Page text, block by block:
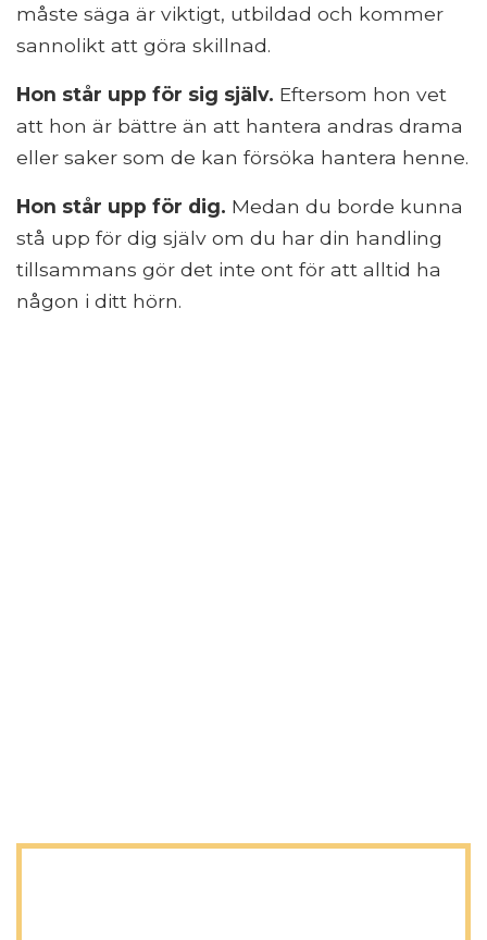
måste säga är viktigt, utbildad och kommer
sannolikt att göra skillnad.
Hon står upp för sig själv. Eftersom hon vet
att hon är bättre än att hantera andras drama
eller saker som de kan försöka hantera henne.
Hon står upp för dig. Medan du borde kunna
stå upp för dig själv om du har din handling
tillsammans gör det inte ont för att alltid ha
någon i ditt hörn.